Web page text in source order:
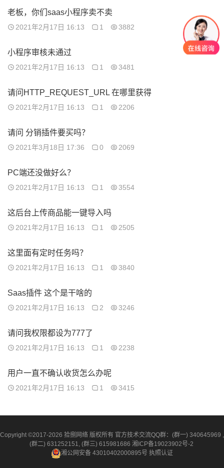
老板，你们saas小程序卖不卖
2021年2月17日 16:13 1 3882
小程序审核未通过
2021年2月17日 16:13 1 3481
请问HTTP_REQUEST_URL 在哪里获得
2021年2月17日 16:13 1 2206
请问 分销插件要买吗？
2021年3月18日 17:36 0 2069
PC端还没做好么？
2021年2月17日 16:13 1 3554
这后台上传商品能一键导入吗
2021年2月17日 16:13 1 2505
这里面有定时任务吗？
2021年2月17日 16:13 1 3840
Saas插件 这个是干啥的
2021年2月17日 16:13 2 3246
请问我权限都设为777了
2021年2月17日 16:13 1 2238
用户一直不确认收货怎么办呢
2021年2月17日 16:13 1 3415
Copyright ©2017-2026 拾捌网络 版权所有 官方技术交流QQ群：(群一) 340645969 ,
(群二) 631252151, (群三) 615981686 湘ICP备19023902号-2
湘公网安备 43010402000895号 执照认证